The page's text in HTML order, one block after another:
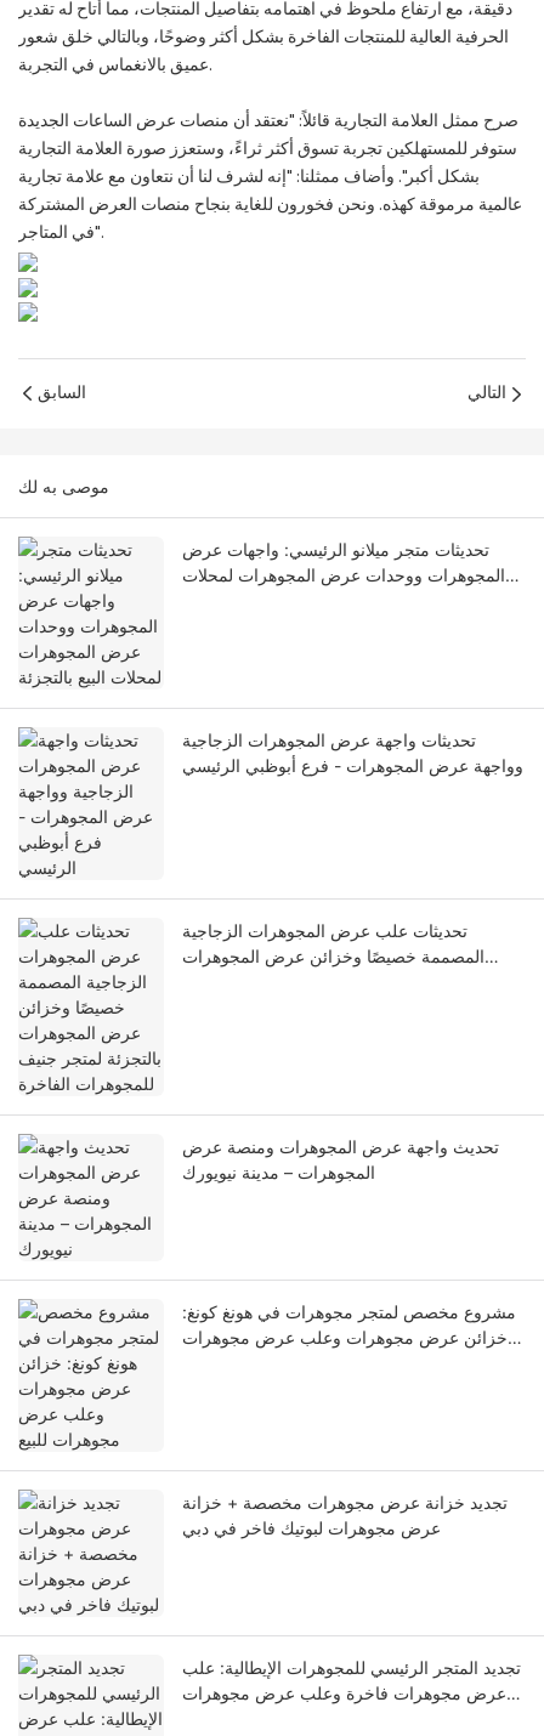
دقيقة، مع ارتفاع ملحوظ في اهتمامه بتفاصيل المنتجات، مما أتاح له تقدير
الحرفية العالية للمنتجات الفاخرة بشكل أكثر وضوحًا، وبالتالي خلق شعور
عميق بالانغماس في التجربة.
صرح ممثل العلامة التجارية قائلاً: "نعتقد أن منصات عرض الساعات الجديدة
ستوفر للمستهلكين تجربة تسوق أكثر ثراءً، وستعزز صورة العلامة التجارية
بشكل أكبر". وأضاف ممثلنا: "إنه لشرف لنا أن نتعاون مع علامة تجارية
عالمية مرموقة كهذه. ونحن فخورون للغاية بنجاح منصات العرض المشتركة
في المتاجر".
السابق التالي
موصى به لك
تحديثات متجر ميلانو الرئيسي: واجهات عرض
المجوهرات ووحدات عرض المجوهرات لمحلات
تحديثات واجهة عرض المجوهرات الزجاجية
وواجهة عرض المجوهرات - فرع أبوظبي الرئيسي
تحديثات علب عرض المجوهرات الزجاجية
المصممة خصيصًا وخزائن عرض المجوهرات
تحديث واجهة عرض المجوهرات ومنصة عرض
المجوهرات – مدينة نيويورك
مشروع مخصص لمتجر مجوهرات في هونغ كونغ:
خزائن عرض مجوهرات وعلب عرض مجوهرات
تجديد خزانة عرض مجوهرات مخصصة + خزانة
عرض مجوهرات لبوتيك فاخر في دبي
تجديد المتجر الرئيسي للمجوهرات الإيطالية: علب
عرض مجوهرات فاخرة وعلب عرض مجوهرات